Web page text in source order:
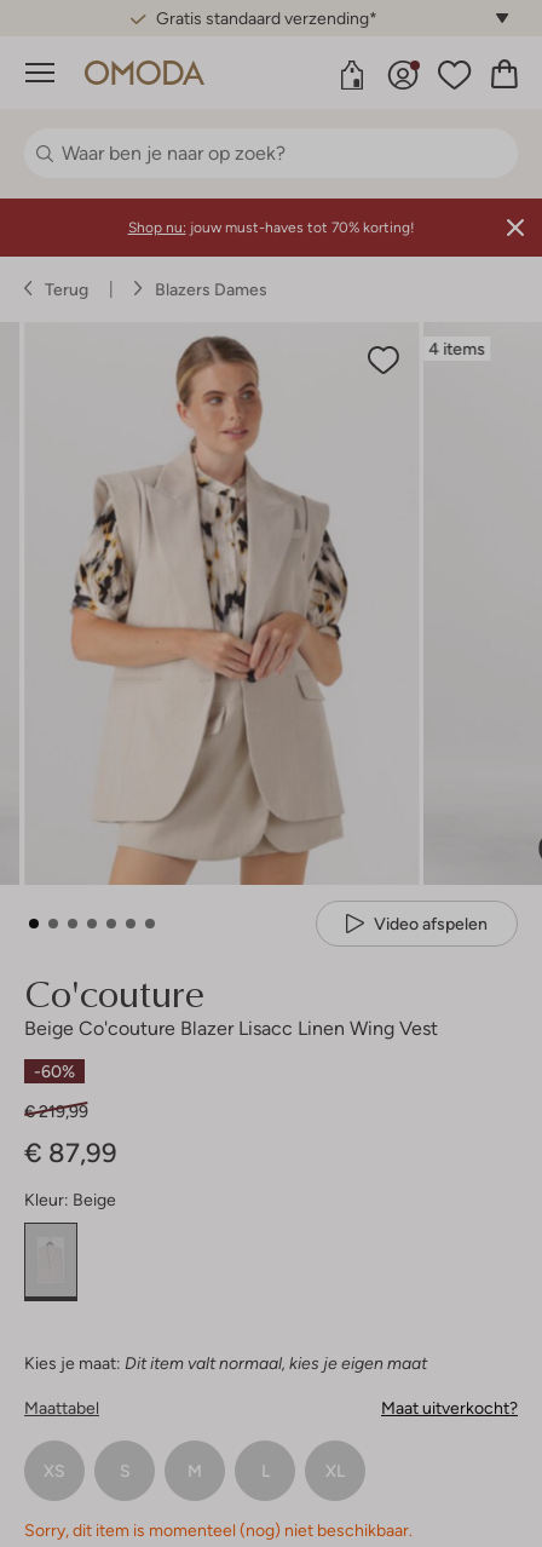
Gratis standaard verzending*
Menu
Shop nu: jouw must-haves tot 70% korting!
Terug Blazers Dames
4 items
Video afspelen
Co'couture
Beige Co'couture Blazer Lisacc Linen Wing Vest
-60%
€ 219,99
€ 87,99
Kleur: Beige
Kies je maat: Dit item valt normaal, kies je eigen maat
Maattabel Maat uitverkocht?
XS S M L XL
Sorry, dit item is momenteel (nog) niet beschikbaar.